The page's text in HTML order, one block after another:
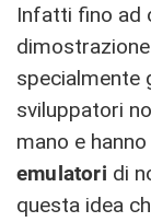
Infatti fino ad
specialmente
sviluppatori
mano e
emulatori di
questa idea